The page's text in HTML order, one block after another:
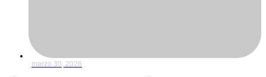
marzo 30, 2026